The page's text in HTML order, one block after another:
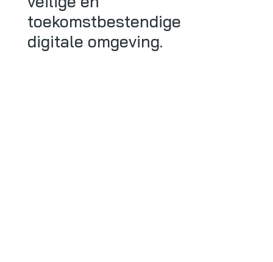
toekomstbestendige
digitale omgeving.